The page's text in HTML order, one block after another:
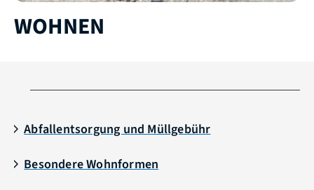
WOHNEN
Abfallentsorgung und Müllgebühr
Besondere Wohnformen